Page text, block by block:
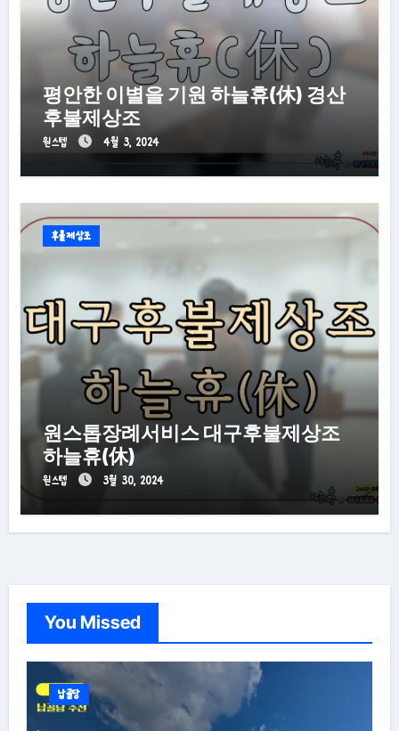
평안한 이별을 기원 하늘휴(休) 경산
후불제상조
원스텝 4월 3, 2024
후불제상조
원스톱장례서비스 대구후불제상조
하늘휴(休)
원스텝 3월 30, 2024
You Missed
납골당